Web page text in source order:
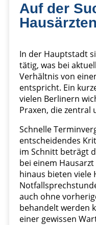
Auf der
In der Hauptstadt
tätig, was bei
Verhältnis von
entspricht. Ein
vielen Berlinern
Praxen, die zentral
Schnelle
entscheidendes
im Schnitt beträgt
bei einem
hinaus bieten viele
auch ohne
behandelt werden
einer gewissen